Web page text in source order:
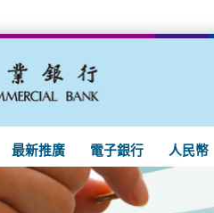
最新推廣 電子銀行 人民幣